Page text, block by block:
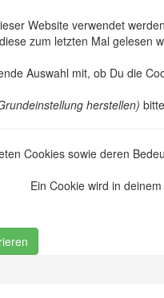
Website verwendet
zum letzten Mal gelesen
Auswahl mit, ob Du die
herstellen) bitte
Cookies sowie deren
Ein Cookie wird in